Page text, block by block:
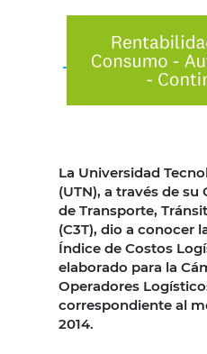
La Universidad
(UTN), a través de
de Transporte,
(C3T), dio a conocer
Índice de Costos
elaborado para la
Operadores
correspondiente al
2014.